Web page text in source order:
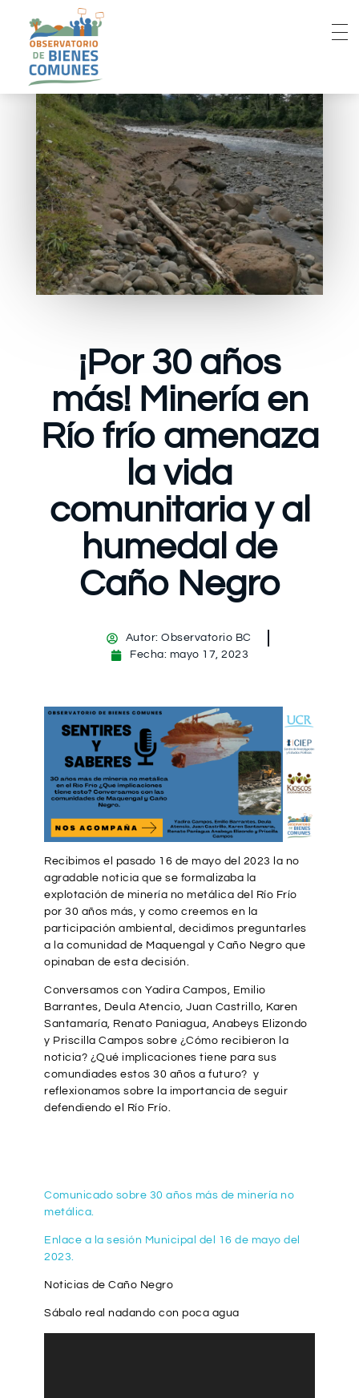
¡Por 30 años
más! Minería en
Río frío amenaza
la vida
comunitaria y al
humedal de
Caño Negro
Autor: Observatorio BC
Fecha: mayo 17, 2023
Recibimos el pasado 16 de mayo del 2023 la no
agradable noticia que se formalizaba la
explotación de minería no metálica del Río Frío
por 30 años más, y como creemos en la
participación ambiental, decidimos preguntarles
a la comunidad de Maquengal y Caño Negro que
opinaban de esta decisión.
Conversamos con Yadira Campos, Emilio
Barrantes, Deula Atencio, Juan Castrillo, Karen
Santamaría, Renato Paniagua, Anabeys Elizondo
y Priscilla Campos sobre ¿Cómo recibieron la
noticia? ¿Qué implicaciones tiene para sus
comundiades estos 30 años a futuro? y
reflexionamos sobre la importancia de seguir
defendiendo el Río Frío.
Comunicado sobre 30 años más de minería no
metálica.
Enlace a la sesión Municipal del 16 de mayo del
2023.
Noticias de Caño Negro
Sábalo real nadando con poca agua